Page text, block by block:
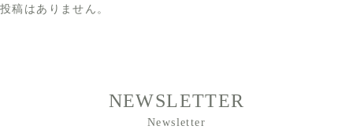
投稿はありません。
NEWSLETTER
Newsletter